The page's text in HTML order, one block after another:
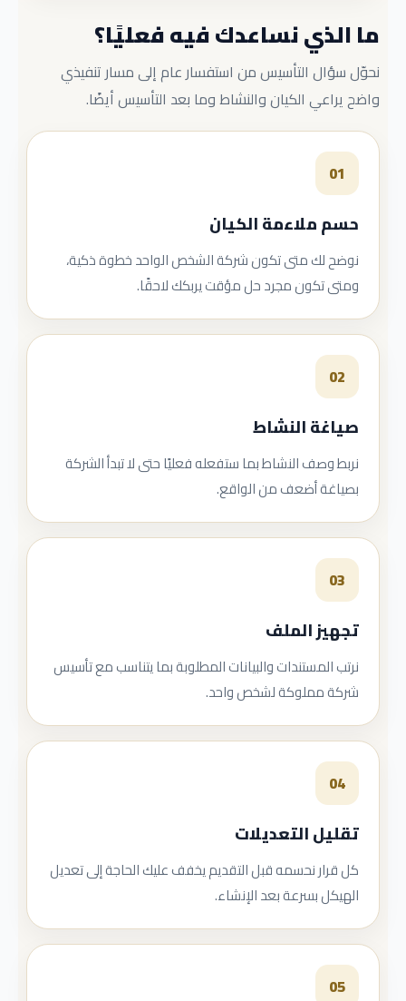
ما الذي نساعدك فيه فعليًا؟
نحوّل سؤال التأسيس من استفسار عام إلى مسار تنفيذي
واضح يراعي الكيان والنشاط وما بعد التأسيس أيضًا.
01
حسم ملاءمة الكيان
نوضح لك متى تكون شركة الشخص الواحد خطوة ذكية،
ومتى تكون مجرد حل مؤقت يربكك لاحقًا.
02
صياغة النشاط
نربط وصف النشاط بما ستفعله فعليًا حتى لا تبدأ الشركة
بصياغة أضعف من الواقع.
03
تجهيز الملف
نرتب المستندات والبيانات المطلوبة بما يتناسب مع تأسيس
شركة مملوكة لشخص واحد.
04
تقليل التعديلات
كل قرار نحسمه قبل التقديم يخفف عليك الحاجة إلى تعديل
الهيكل بسرعة بعد الإنشاء.
05